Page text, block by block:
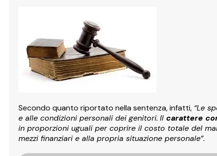
Secondo quanto riportato nella sentenza, infatti, “Le
e alle condizioni personali dei genitori. Il carattere
in proporzioni uguali per coprire il costo totale del
mezzi finanziari e alla propria situazione personale”.